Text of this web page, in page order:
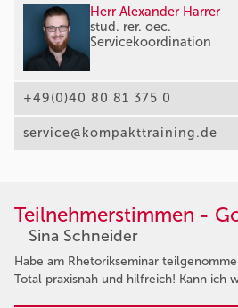
Herr Alexander Harrer
stud. rer. oec.
Servicekoordination
+49(0)40 80 81 375 0
service@kompakttraining.de
Teilnehmerstimmen -
Sina Schneider
Habe am Rhetorikseminar
Total praxisnah und hilfreich! Kann ich